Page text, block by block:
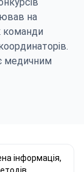
на
команди
медичним
інформація,